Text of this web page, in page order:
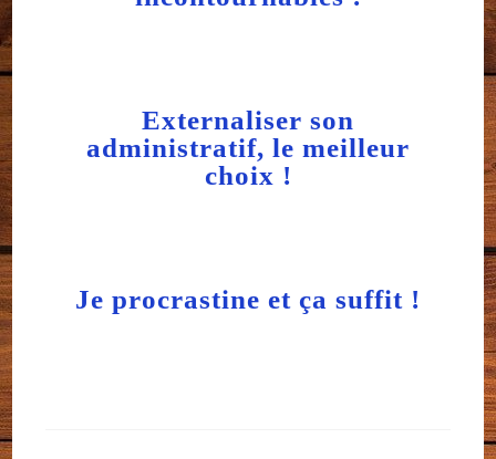
Externaliser son
administratif, le meilleur
choix !
Je procrastine et ça suffit !